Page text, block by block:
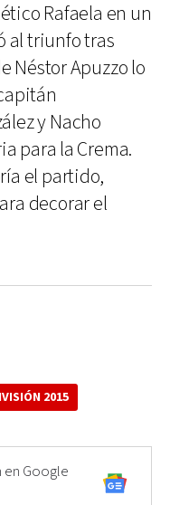
Rafaela en un
al triunfo tras
Néstor Apuzzo lo
y Nacho
para la Crema.
el partido,
decorar el
2015
en Google